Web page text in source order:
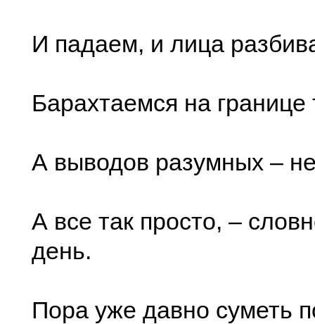
И падаем, и лица
Барахтаемся на
А выводов разумных –
А все так просто, –
день.
Пора уже давно суметь